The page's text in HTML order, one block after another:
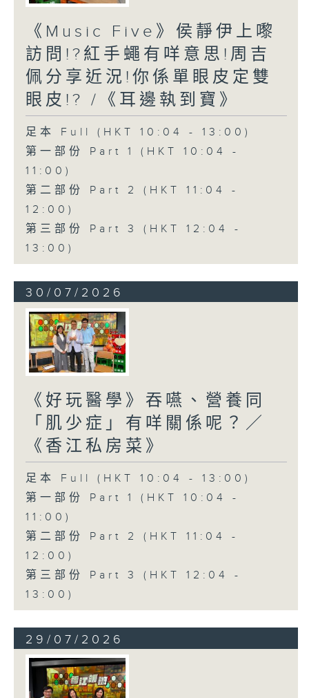
《Music Five》侯靜伊上嚟
訪問!?紅手蠅有咩意思!周吉
佩分享近況!你係單眼皮定雙
眼皮!? /《耳邊執到寶》
足本 Full (HKT 10:04 - 13:00)
第一部份 Part 1 (HKT 10:04 -
11:00)
第二部份 Part 2 (HKT 11:04 -
12:00)
第三部份 Part 3 (HKT 12:04 -
13:00)
30/07/2026
《好玩醫學》吞嚥、營養同
「肌少症」有咩關係呢？／
《香江私房菜》
足本 Full (HKT 10:04 - 13:00)
第一部份 Part 1 (HKT 10:04 -
11:00)
第二部份 Part 2 (HKT 11:04 -
12:00)
第三部份 Part 3 (HKT 12:04 -
13:00)
29/07/2026